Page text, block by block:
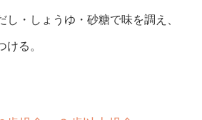
・しょうゆ・砂糖で味を調え、
ける。